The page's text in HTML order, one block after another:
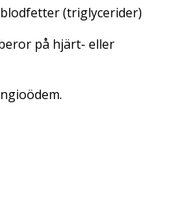
(triglycerider)
på hjärt- eller